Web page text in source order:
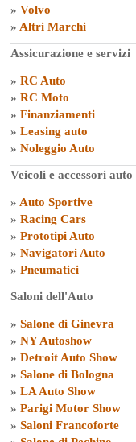
» Volvo
» Altri Marchi
Assicurazione e servizi
» RC Auto
» RC Moto
» Finanziamenti
» Leasing auto
» Noleggio Auto
Veicoli e accessori auto
» Auto Sportive
» Racing Cars
» Prototipi Auto
» Navigatori Auto
» Pneumatici
Saloni dell'Auto
» Salone di Ginevra
» NY Autoshow
» Detroit Auto Show
» Salone di Bologna
» LA Auto Show
» Parigi Motor Show
» Saloni Francoforte